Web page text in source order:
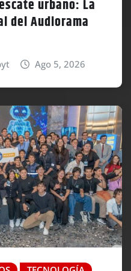
urbano: La
del Audiorama
Ago 5, 2026